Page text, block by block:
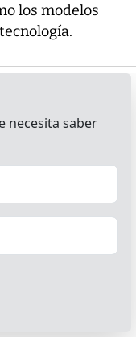
los modelos